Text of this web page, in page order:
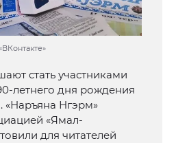
стать участниками
летнего дня рождения
«Наръяна Нгэрм»
«Ямал-
для читателей